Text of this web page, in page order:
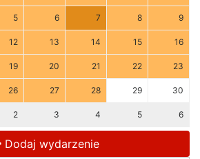
5 6 7 8 9
12 13 14 15 16
19 20 21 22 23
26 27 28 29 30
2 3 4 5 6
Dodaj wydarzenie